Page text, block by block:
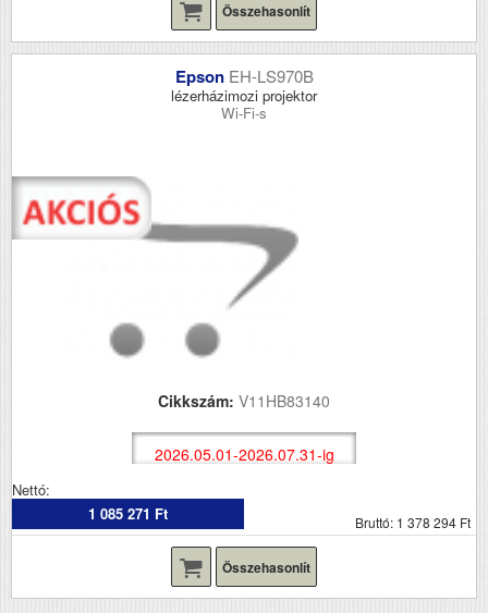
Összehasonlít
Epson EH-LS970B
lézerházimozi projektor
Wi-Fi-s
Cikkszám: V11HB83140
2026.05.01-2026.07.31-ig
Nettó:
1 085 271 Ft
Bruttó: 1 378 294 Ft
Összehasonlít